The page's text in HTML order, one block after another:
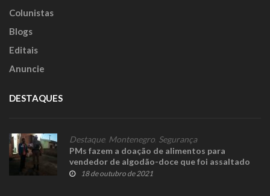
Colunistas
Blogs
Editais
Anuncie
DESTAQUES
Destaque, Montenegro Segurança
PMs fazem a doação de alimentos para
vendedor de algodão-doce que foi assaltado
18 de outubro de 2021